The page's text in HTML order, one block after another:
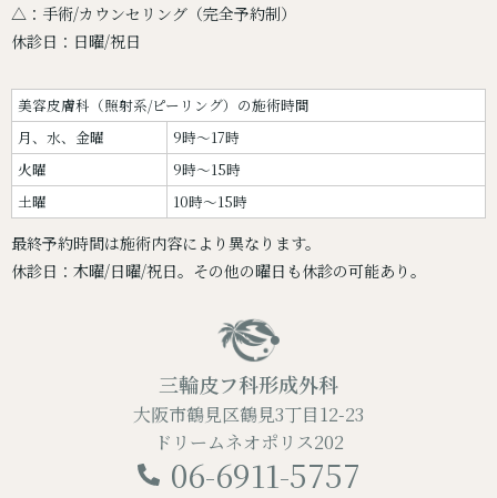
△：手術/カウンセリング（完全予約制）
休診日：日曜/祝日
美容皮膚科（照射系/ピーリング）の施術時間
月、水、金曜
9時～17時
火曜
9時～15時
土曜
10時～15時
最終予約時間は施術内容により異なります。
休診日：木曜/日曜/祝日。その他の曜日も休診の可能あり。
三輪皮フ科形成外科
大阪市鶴見区鶴見3丁目12-23
ドリームネオポリス202
06-6911-5757